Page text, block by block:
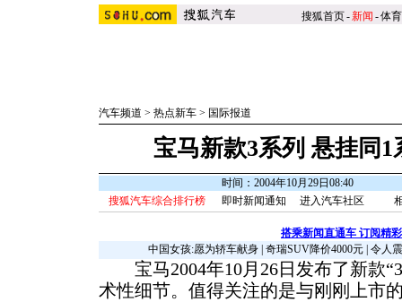
搜狐首页-新闻 -体育
汽车频道 > 热点新车> 国际报道
宝马新款3系列 悬挂同
时间：2004年10月29日08:40
搜狐汽车综合排行榜
即时新闻通知 进入汽车社区
搭乘新闻直通车 订阅精
中国女孩:愿为轿车献身| 奇瑞SUV降价4000元| 令人
宝马2004年10月26日发布了新款
术性细节。值得关注的是与刚刚上市